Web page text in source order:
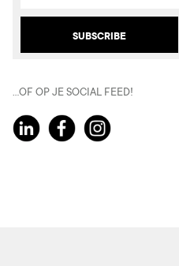
…OF OP JE SOCIAL FEED!